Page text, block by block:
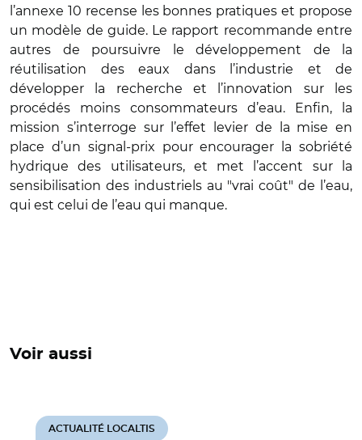
l’annexe 10 recense les bonnes pratiques et propose
un modèle de guide. Le rapport recommande entre
autres de poursuivre le développement de la
réutilisation des eaux dans l’industrie et de
développer la recherche et l’innovation sur les
procédés moins consommateurs d’eau. Enfin, la
mission s’interroge sur l’effet levier de la mise en
place d’un signal-prix pour encourager la sobriété
hydrique des utilisateurs, et met l’accent sur la
sensibilisation des industriels au "vrai coût" de l’eau,
qui est celui de l’eau qui manque.
Voir aussi
ACTUALITÉ LOCALTIS